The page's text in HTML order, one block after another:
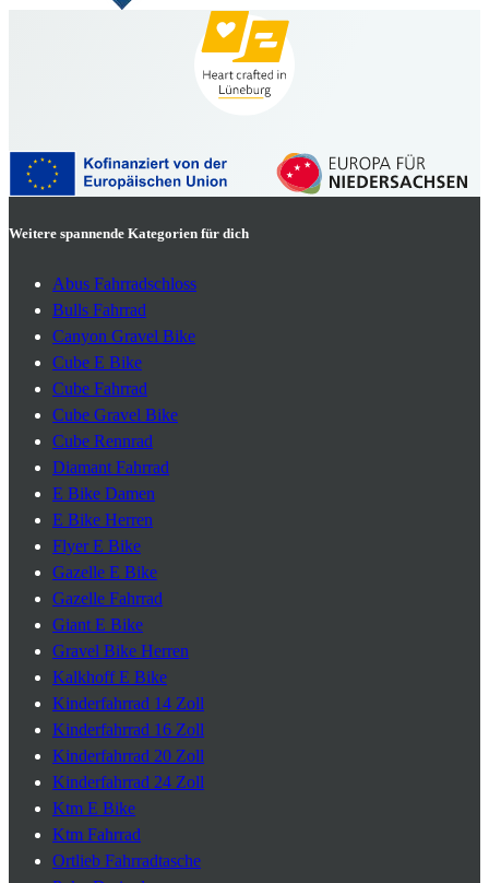
Weitere spannende Kategorien für dich
Abus Fahrradschloss
Bulls Fahrrad
Canyon Gravel Bike
Cube E Bike
Cube Fahrrad
Cube Gravel Bike
Cube Rennrad
Diamant Fahrrad
E Bike Damen
E Bike Herren
Flyer E Bike
Gazelle E Bike
Gazelle Fahrrad
Giant E Bike
Gravel Bike Herren
Kalkhoff E Bike
Kinderfahrrad 14 Zoll
Kinderfahrrad 16 Zoll
Kinderfahrrad 20 Zoll
Kinderfahrrad 24 Zoll
Ktm E Bike
Ktm Fahrrad
Ortlieb Fahrradtasche